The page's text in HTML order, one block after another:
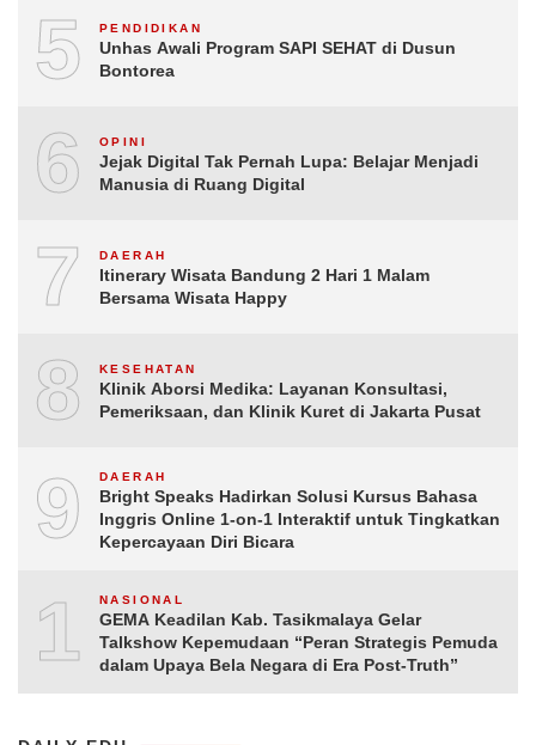
5 PENDIDIKAN
Unhas Awali Program SAPI SEHAT di Dusun
Bontorea
6 OPINI
Jejak Digital Tak Pernah Lupa: Belajar Menjadi
Manusia di Ruang Digital
7 DAERAH
Itinerary Wisata Bandung 2 Hari 1 Malam
Bersama Wisata Happy
8 KESEHATAN
Klinik Aborsi Medika: Layanan Konsultasi,
Pemeriksaan, dan Klinik Kuret di Jakarta Pusat
9 DAERAH
Bright Speaks Hadirkan Solusi Kursus Bahasa
Inggris Online 1-on-1 Interaktif untuk Tingkatkan
Kepercayaan Diri Bicara
10NASIONAL
GEMA Keadilan Kab. Tasikmalaya Gelar
Talkshow Kepemudaan “Peran Strategis Pemuda
dalam Upaya Bela Negara di Era Post-Truth”